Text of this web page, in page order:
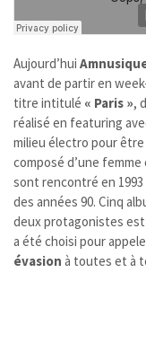
Aujourd’hui
avant de partir en
titre intitulé « Paris »,
réalisé en featuring
milieu électro pour
composé d’une femme
sont rencontré en
des années 90. Cinq
deux protagonistes est
a été choisi pour
évasion à toutes et à